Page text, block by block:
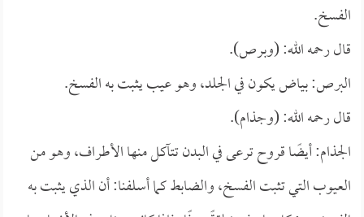
الفسخ.
قال رحمه الله: (وبرص).
البرص: بياض يكون في الجلد، وهو عيب يثبت به الفسخ.
قال رحمه الله: (وجذام).
الجذام: أيضًا قروح ترعى في البدن تتآكل منها الأطراف، وهو من
العيوب التي تثبت الفسخ، والضابط كما أسلفنا: أن الذي يثبت به